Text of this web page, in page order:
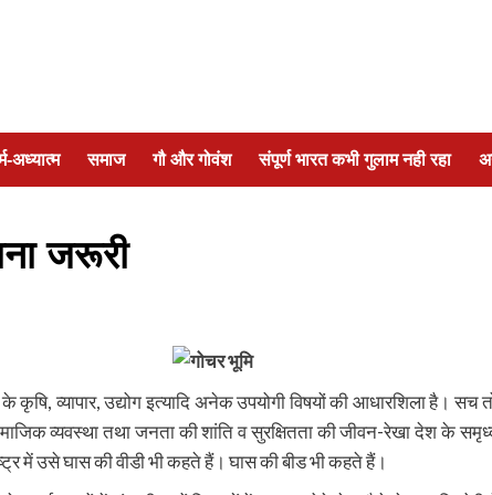
अध्यात्म समाज गौ और गोवंश संपूर्ण भारत कभी गुलाम नही रहा
जरूरी
व्यापार, उद्योग इत्यादि अनेक उपयोगी विषयों की आधारशिला है। सच
व्यवस्था तथा जनता की शांति व सुरक्षितता की जीवन-रेखा देश के
में उसे घास की वीडी भी कहते हैं। घास की बीड भी कहते हैं।